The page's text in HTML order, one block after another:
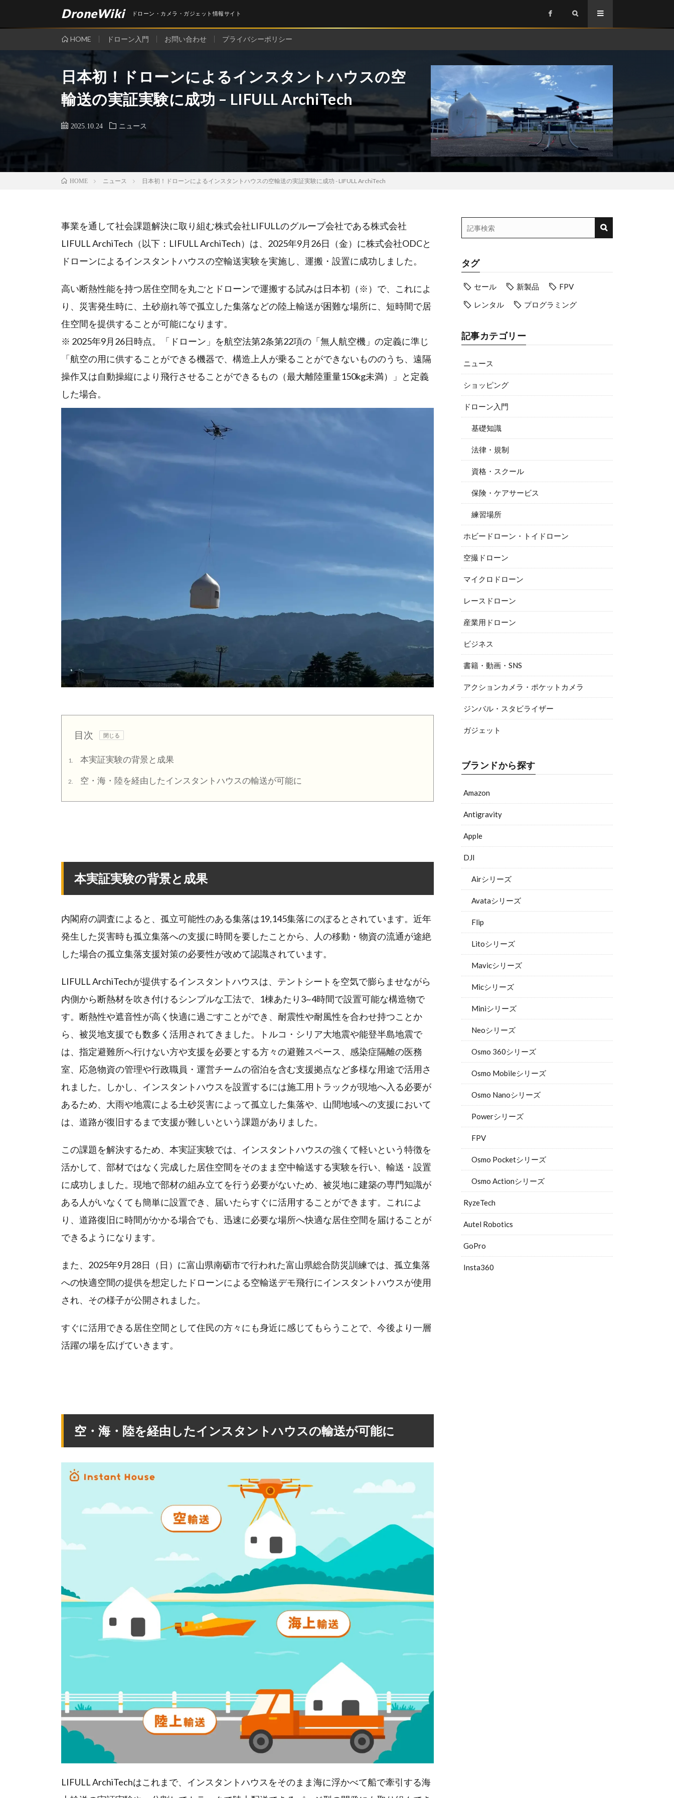
DroneWiki ドローン・カメラ・ガジェット情報サイト
HOME ドローン入門 お問い合わせ プライバシーポリシー
日本初！ドローンによるインスタントハウスの空
輸送の実証実験に成功 – LIFULL ArchiTech
2025.10.24 ニュース
HOME ニュース 日本初！ドローンによるインスタントハウスの空輸送の実証実験に成功 - LIFULL ArchiTech
事業を通して社会課題解決に取り組む株式会社LIFULLのグループ会社である株式会社
LIFULL ArchiTech（以下：LIFULL ArchiTech）は、2025年9月26日（金）に株式会社ODCと
ドローンによるインスタントハウスの空輸送実験を実施し、運搬・設置に成功しました。
高い断熱性能を持つ居住空間を丸ごとドローンで運搬する試みは日本初（※）で、これによ
り、災害発生時に、土砂崩れ等で孤立した集落などの陸上輸送が困難な場所に、短時間で居
住空間を提供することが可能になります。
※ 2025年9月26日時点。「ドローン」を航空法第2条第22項の「無人航空機」の定義に準じ
「航空の用に供することができる機器で、構造上人が乗ることができないもののうち、遠隔
操作又は自動操縦により飛行させることができるもの（最大離陸重量150kg未満）」と定義
した場合。
目次
1. 本実証実験の背景と成果
2. 空・海・陸を経由したインスタントハウスの輸送が可能に
本実証実験の背景と成果
内閣府の調査によると、孤立可能性のある集落は19,145集落にのぼるとされています。近年
発生した災害時も孤立集落への支援に時間を要したことから、人の移動・物資の流通が途絶
した場合の孤立集落支援対策の必要性が改めて認識されています。
LIFULL ArchiTechが提供するインスタントハウスは、テントシートを空気で膨らませながら
内側から断熱材を吹き付けるシンプルな工法で、1棟あたり3~4時間で設置可能な構造物で
す。断熱性や遮音性が高く快適に過ごすことができ、耐震性や耐風性を合わせ持つことか
ら、被災地支援でも数多く活用されてきました。トルコ・シリア大地震や能登半島地震で
は、指定避難所へ行けない方や支援を必要とする方々の避難スペース、感染症隔離の医務
室、応急物資の管理や行政職員・運営チームの宿泊を含む支援拠点など多様な用途で活用さ
れました。しかし、インスタントハウスを設置するには施工用トラックが現地へ入る必要が
あるため、大雨や地震による土砂災害によって孤立した集落や、山間地域への支援において
は、道路が復旧するまで支援が難しいという課題がありました。
この課題を解決するため、本実証実験では、インスタントハウスの強くて軽いという特徴を
活かして、部材ではなく完成した居住空間をそのまま空中輸送する実験を行い、輸送・設置
に成功しました。現地で部材の組み立てを行う必要がないため、被災地に建築の専門知識が
ある人がいなくても簡単に設置でき、届いたらすぐに活用することができます。これによ
り、道路復旧に時間がかかる場合でも、迅速に必要な場所へ快適な居住空間を届けることが
できるようになります。
また、2025年9月28日（日）に富山県南砺市で行われた富山県総合防災訓練では、孤立集落
への快適空間の提供を想定したドローンによる空輸送デモ飛行にインスタントハウスが使用
され、その様子が公開されました。
すぐに活用できる居住空間として住民の方々にも身近に感じてもらうことで、今後より一層
活躍の場を広げていきます。
空・海・陸を経由したインスタントハウスの輸送が可能に
LIFULL ArchiTechはこれまで、インスタントハウスをそのまま海に浮かべて船で牽引する海
タグ
セール 新製品
FPV
レンタル
プログラミング
記事カテゴリー
ニュース
ショッピング
ドローン入門
基礎知識
法律・規制
資格・スクール
保険・ケアサービス
練習場所
ホビードローン・トイドローン
空撮ドローン
マイクロドローン
レースドローン
産業用ドローン
ビジネス
書籍・動画・SNS
アクションカメラ・ポケットカメラ
ジンバル・スタビライザー
ガジェット
ブランドから探す
Amazon
Antigravity
Apple
DJI
Airシリーズ
Avataシリーズ
Flip
Litoシリーズ
Mavicシリーズ
Micシリーズ
Miniシリーズ
Neoシリーズ
Osmo 360シリーズ
Osmo Mobileシリーズ
Osmo Nanoシリーズ
Powerシリーズ
FPV
Osmo Pocketシリーズ
Osmo Actionシリーズ
RyzeTech
Autel Robotics
GoPro
Insta360